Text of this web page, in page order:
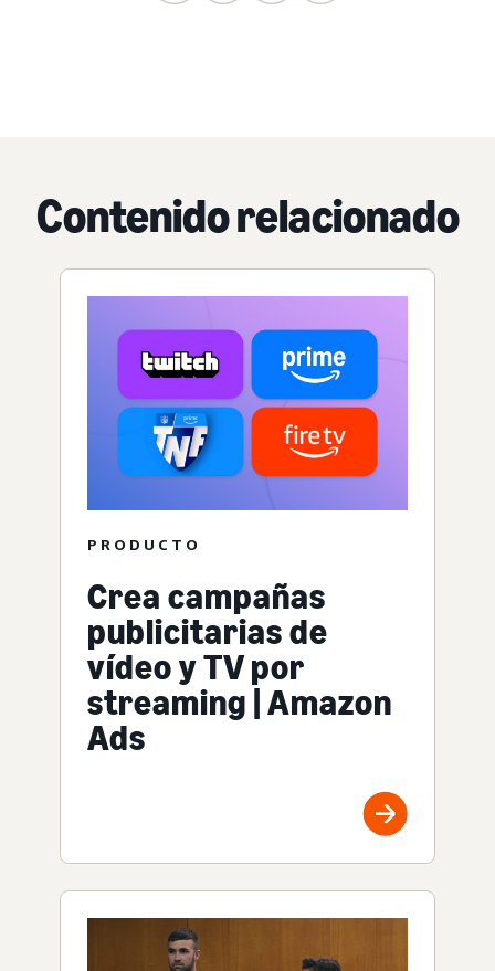
Contenido relacionado
PRODUCTO
Crea campañas
publicitarias de
vídeo y TV por
streaming | Amazon
Ads